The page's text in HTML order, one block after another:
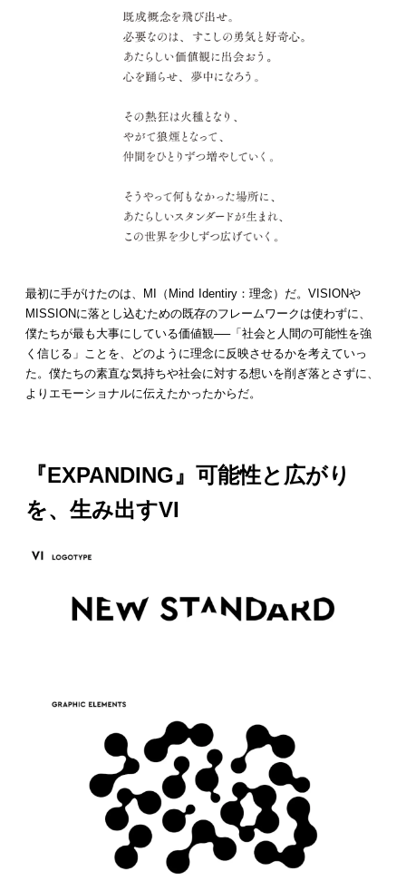
最初に手がけたのは、MI（Mind Identiry：理念）だ。VISIONや
MISSIONに落とし込むための既存のフレームワークは使わずに、
僕たちが最も大事にしている価値観──「社会と人間の可能性を強
く信じる」ことを、どのように理念に反映させるかを考えていっ
た。僕たちの素直な気持ちや社会に対する想いを削ぎ落とさずに、
よりエモーショナルに伝えたかったからだ。
『EXPANDING』可能性と広がり
を、生み出すVI